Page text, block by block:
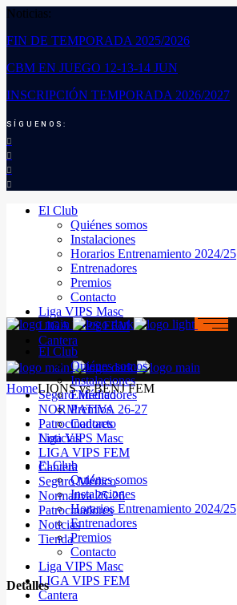
Noticias:
FIN DE TEMPORADA 2025/2026
CBM EN JUEGO 12-13-14 JUN
INSCRIPCIÓN TEMPORADA 2026/2027
SÍGUENOS:
El Club
Quiénes somos
Instalaciones
Horarios Entrenamiento 2024/25
Entrenadores
Premios
Contacto
Liga VIPS Masc
LIGA VIPS FEM
Cantera
Seguro Médico
NORMATIVA 26-27
Patrocinadores
Noticias
El Club
Quiénes somos
Instalaciones
Horarios Entrenamiento 2024/25
Entrenadores
Premios
Contacto
Liga VIPS Masc
LIGA VIPS FEM
Cantera
El Club
Quiénes somos
Instalaciones
Entrenadores
Premios
Contacto
Liga VIPS Masc
LIGA VIPS FEM
Cantera
Seguro Médico
Normativa 25-26
Patrocinadores
Noticias
Tienda
HomeLIONS vs BENJ FEM
Detalles